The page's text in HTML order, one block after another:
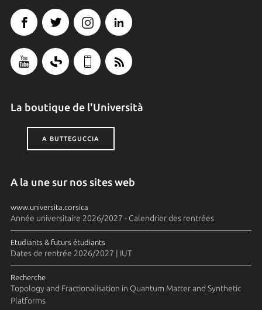
La boutique de l'Università
A BUTTEGUCCIA
A la une sur nos sites web
www.universita.corsica
Année universitaire 2026/2027 - Calendrier des rentrées
Etudiants & futurs étudiants
Dates de rentrée 2026/2027 | IUT
Recherche
Topology and Fractionalisation in Quantum Matter and Synthetic
Platforms